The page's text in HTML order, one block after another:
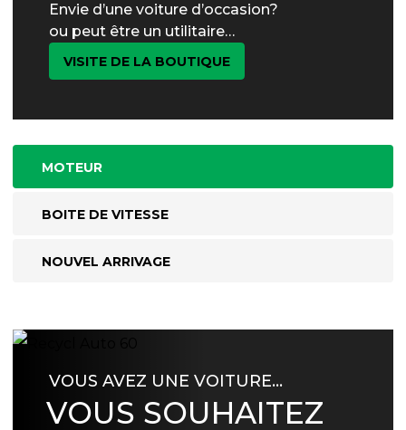
Envie d’une voiture d’occasion?
ou peut être un utilitaire…
VISITE DE LA BOUTIQUE
MOTEUR
BOITE DE VITESSE
NOUVEL ARRIVAGE
VOUS AVEZ UNE VOITURE…
VOUS SOUHAITEZ